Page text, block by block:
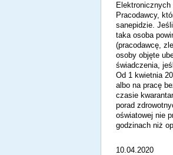
Elektronicznych
Pracodawcy,
sanepidzie.
taka osoba
(pracodawcę,
osoby objęte
świadczenia,
Od 1 kwietnia
albo na pracę
czasie
porad
oświatowej nie
godzinach niż
10.04.2020